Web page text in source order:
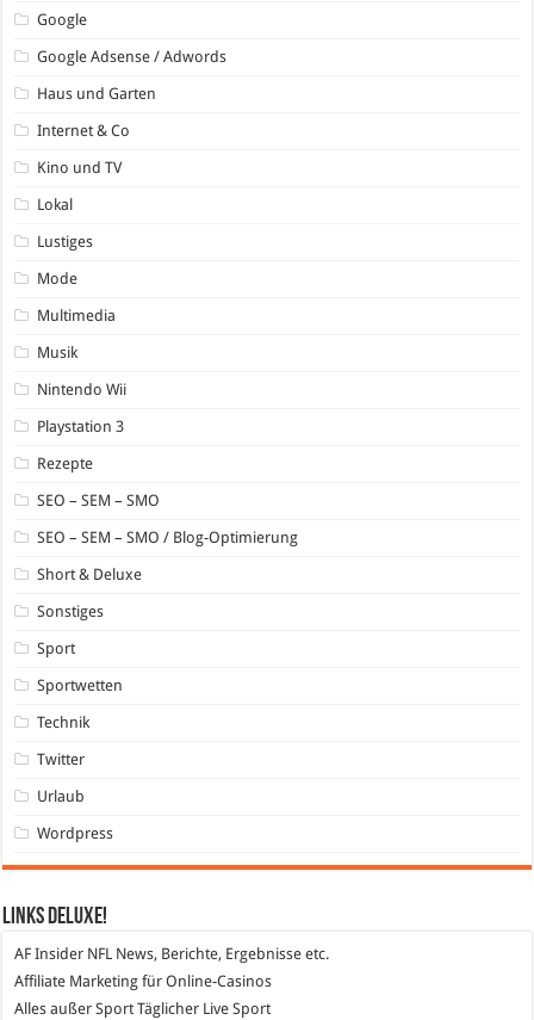
Google
Google Adsense / Adwords
Haus und Garten
Internet & Co
Kino und TV
Lokal
Lustiges
Mode
Multimedia
Musik
Nintendo Wii
Playstation 3
Rezepte
SEO – SEM – SMO
SEO – SEM – SMO / Blog-Optimierung
Short & Deluxe
Sonstiges
Sport
Sportwetten
Technik
Twitter
Urlaub
Wordpress
Links DeLuXe!
AF Insider NFL News, Berichte, Ergebnisse etc.
Affiliate Marketing für Online-Casinos
Alles außer SportTäglicher Live Sport